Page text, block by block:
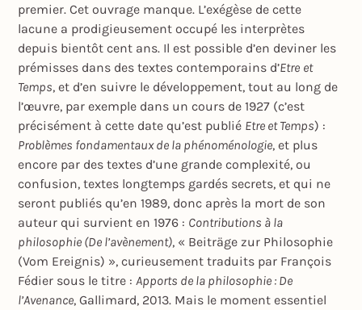
premier. Cet ouvrage manque. L’exégèse de cette
lacune a prodigieusement occupé les interprètes
depuis bientôt cent ans. Il est possible d’en deviner les
prémisses dans des textes contemporains d’Etre et
Temps, et d’en suivre le développement, tout au long de
l’œuvre, par exemple dans un cours de 1927 (c’est
précisément à cette date qu’est publié Etre et Temps) :
Problèmes fondamentaux de la phénoménologie, et plus
encore par des textes d’une grande complexité, ou
confusion, textes longtemps gardés secrets, et qui ne
seront publiés qu’en 1989, donc après la mort de son
auteur qui survient en 1976 : Contributions à la
philosophie (De l’avènement), « Beiträge zur Philosophie
(Vom Ereignis) », curieusement traduits par François
Fédier sous le titre : Apports de la philosophie : De
l’Avenance, Gallimard, 2013. Mais le moment essentiel